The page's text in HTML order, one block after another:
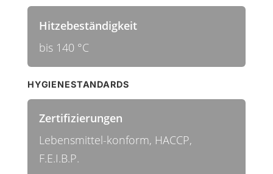
Hitzebeständigkeit
bis 140 °C
HYGIENESTANDARDS
Zertifizierungen
Lebensmittel-konform, HACCP,
F.E.I.B.P.